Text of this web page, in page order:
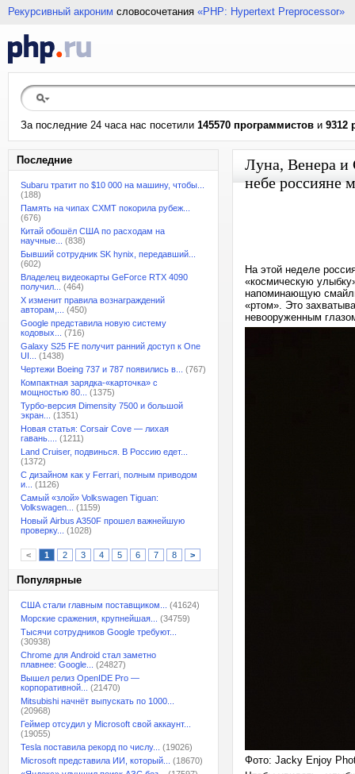
Рекурсивный акроним словосочетания «PHP: Hypertext Preprocessor»
За последние 24 часа нас посетили 145570 программистов и 9312
Последние
Subaru тратит по $10 000 на машину, чтобы...
(188)
Память на чипах CXMT покорила рубеж...
(676)
Китай обошёл США по расходам на
научные...
(838)
Бывший сотрудник SK hynix, передавший...
(602)
Владелец видеокарты GeForce RTX 4090
получил...
(464)
X изменит правила вознаграждений
авторам,...
(450)
Google представила новую систему
кодовых...
(716)
Galaxy S25 FE получит ранний доступ к One
UI...
(1438)
Чертежи Boeing 737 и 787 появились в...
(767)
Компактная зарядка-«карточка» с
мощностью 80...
(1375)
Турбо-версия Dimensity 7500 и большой
экран...
(1351)
Новая статья: Corsair Cove — лихая
гавань....
(1211)
Land Cruiser, подвинься. В Россию едет...
(1372)
С дизайном как у Ferrari, полным приводом
и...
(1126)
Самый «злой» Volkswagen Tiguan:
Volkswagen...
(1159)
Новый Airbus A350F прошел важнейшую
проверку...
(1028)
< 1 2 3 4 5 6 7 8 >
Популярные
США стали главным поставщиком...
(41624)
Морские сражения, крупнейшая...
(34759)
Тысячи сотрудников Google требуют...
(30938)
Chrome для Android стал заметно
плавнее: Google...
(24827)
Вышел релиз OpenIDE Pro —
корпоративной...
(21470)
Mitsubishi начнёт выпускать по 1000...
(20968)
Геймер отсудил у Microsoft свой аккаунт...
(19055)
Tesla поставила рекорд по числу...
(19026)
Microsoft представила ИИ, который...
(18670)
Луна, Венера и
небе россияне
На этой неделе
«космическую
напоминающую
«ртом». Это
невооруженным
Фото: Jacky Enjoy